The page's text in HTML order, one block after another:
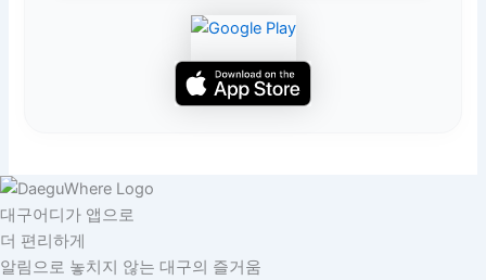
대구어디가 앱으로
더 편리하게
알림으로 놓치지 않는 대구의 즐거움